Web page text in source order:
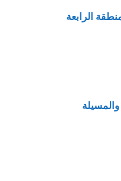
الرابعة